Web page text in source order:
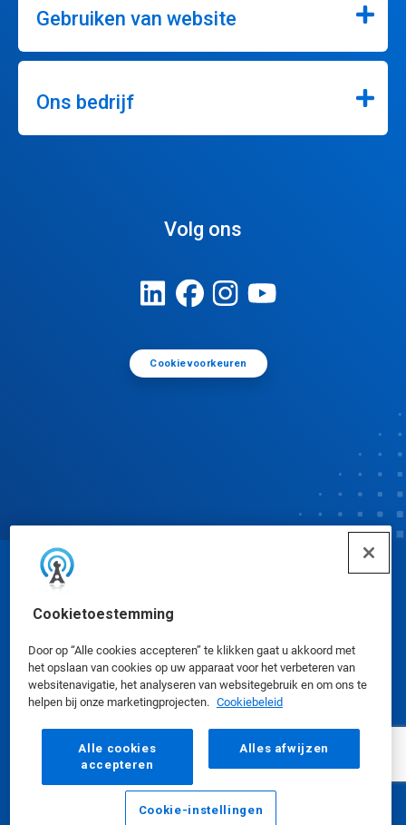
Cookietoestemming
Door op “Alle cookies accepteren” te klikken gaat u akkoord met
het opslaan van cookies op uw apparaat voor het verbeteren van
websitenavigatie, het analyseren van websitegebruik en om ons te
helpen bij onze marketingprojecten. Cookiebeleid
Alle cookies
accepteren
Alles afwijzen
Cookie-instellingen
Gebruiken van website
Ons bedrijf
Volg ons
Cookievoorkeuren
Gebruiksvoorwaarden